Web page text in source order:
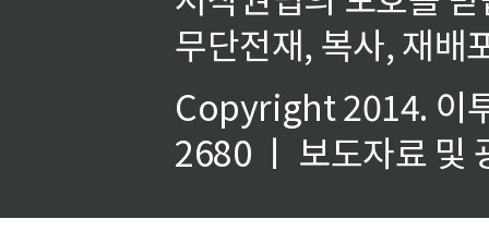
무단전재, 복사, 재배
Copyright 2014. 이
2680 ㅣ 보도자료